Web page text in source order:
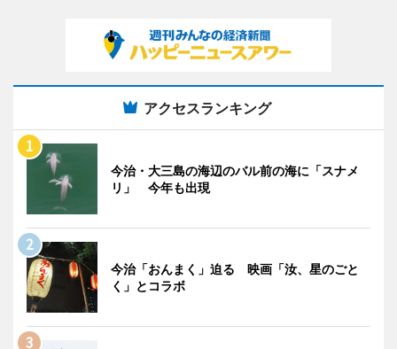
アクセスランキング
今治・大三島の海辺のバル前の海に「スナメ
リ」 今年も出現
今治「おんまく」迫る 映画「汝、星のごと
く」とコラボ